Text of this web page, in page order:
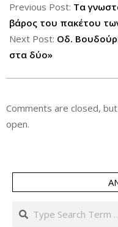
09-
19
Previous Post: Tα
βάρος του πακέτου
Next Post: Οδ.
στα δύο»
Comments are closed, but
open.
Search